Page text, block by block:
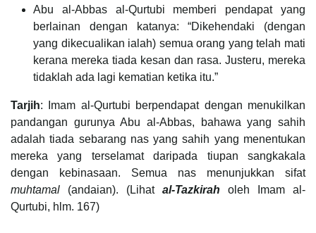
Abu al-Abbas al-Qurtubi memberi pendapat yang
berlainan dengan katanya: “Dikehendaki (dengan
yang dikecualikan ialah) semua orang yang telah mati
kerana mereka tiada kesan dan rasa. Justeru, mereka
tidaklah ada lagi kematian ketika itu.”
Tarjih: Imam al-Qurtubi berpendapat dengan menukilkan
pandangan gurunya Abu al-Abbas, bahawa yang sahih
adalah tiada sebarang nas yang sahih yang menentukan
mereka yang terselamat daripada tiupan sangkakala
dengan kebinasaan. Semua nas menunjukkan sifat
muhtamal (andaian). (Lihat al-Tazkirah oleh Imam al-
Qurtubi, hlm. 167)